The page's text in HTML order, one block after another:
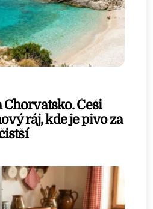
Češi
ráj, kde je pivo za